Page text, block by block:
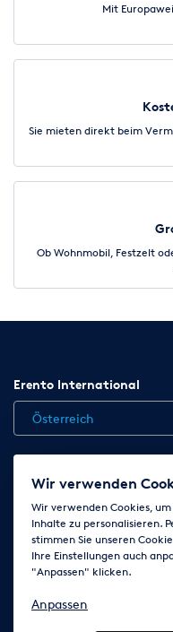
Mit
Sie mieten direkt beim
Ob Wohnmobil, Festzelt
Erento International
Österreich
Jobs Kontakt News
AGB
Impressum
Wir verwenden
Wir verwenden Cookies,
Inhalte zu personalisieren.
stimmen Sie unseren
Ihre Einstellungen auch
"Anpassen" klicken.
Anpassen